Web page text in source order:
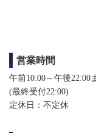
営業時間
午前10:00～午後22:00
(最終受付22:00)​​
定休日：不定休